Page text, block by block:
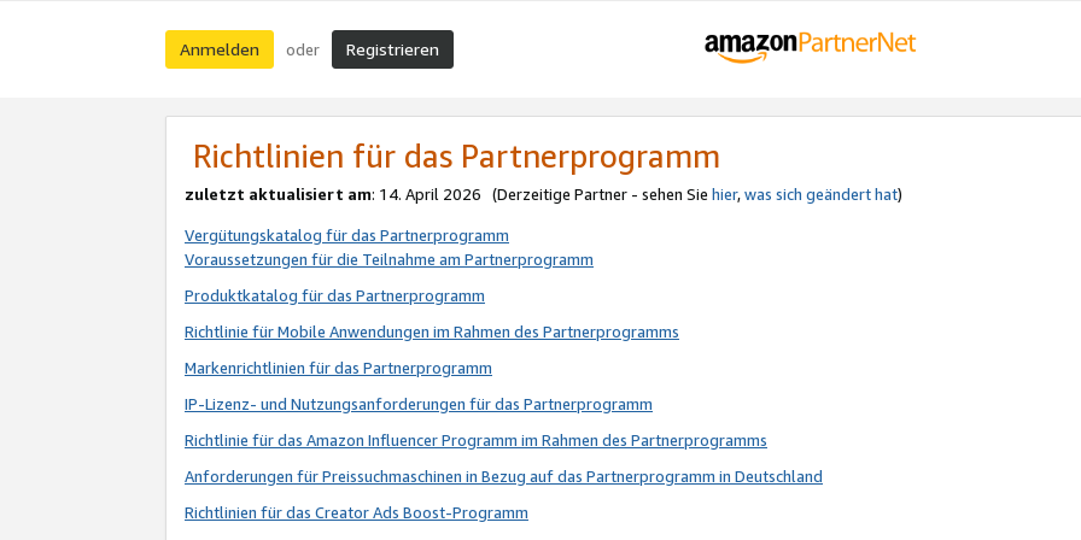
Anmelden oder Registrieren
Richtlinien für das Partnerprogramm
zuletzt aktualisiert am: 14. April 2026 (Derzeitige Partner - sehen Sie hier,was sich geändert hat)
Vergütungskatalog für das Partnerprogramm
Voraussetzungen für die Teilnahme am Partnerprogramm
Produktkatalog für das Partnerprogramm
Richtlinie für Mobile Anwendungen im Rahmen des Partnerprogramms
Markenrichtlinien für das Partnerprogramm
IP-Lizenz- und Nutzungsanforderungen für das Partnerprogramm
Richtlinie für das Amazon Influencer Programm im Rahmen des Partnerprogramms
Anforderungen für Preissuchmaschinen in Bezug auf das Partnerprogramm in Deutschland
Richtlinien für das Creator Ads Boost-Programm